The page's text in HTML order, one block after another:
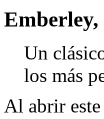
Emberley,
Un
los más
Al abrir